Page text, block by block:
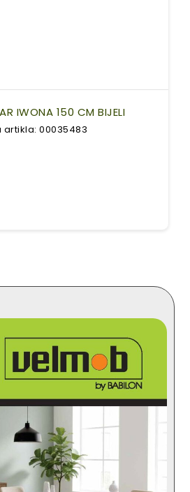
IWONA 150 CM BIJELI
artikla: 00035483